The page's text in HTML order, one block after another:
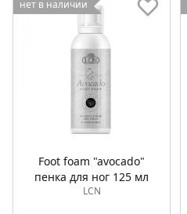
нет в наличии
Foot foam "avocado"
пенка для ног 125 мл
LCN